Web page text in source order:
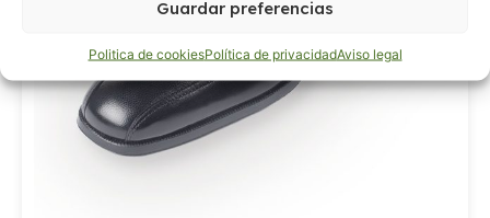
Guardar preferencias
Politica de cookiesPolítica de privacidadAviso legal